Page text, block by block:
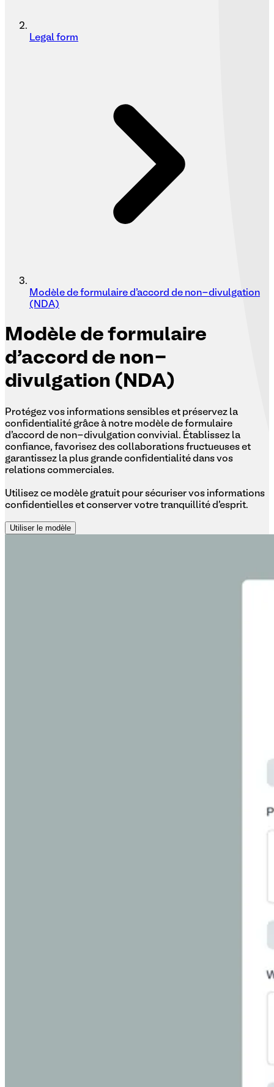
Legal form
Modèle de formulaire d'accord de non-divulgation
(NDA)
Modèle de formulaire
d'accord de non-
divulgation (NDA)
Protégez vos informations sensibles et préservez la
confidentialité grâce à notre modèle de formulaire
d'accord de non-divulgation convivial. Établissez la
confiance, favorisez des collaborations fructueuses et
garantissez la plus grande confidentialité dans vos
relations commerciales.
Utilisez ce modèle gratuit pour sécuriser vos informations
confidentielles et conserver votre tranquillité d'esprit.
Utiliser le modèle